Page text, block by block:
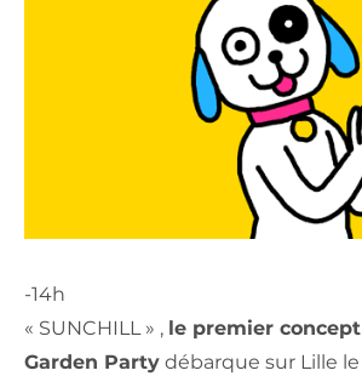
-14h
« SUNCHILL » , le premier
Garden Party débarque sur Lille